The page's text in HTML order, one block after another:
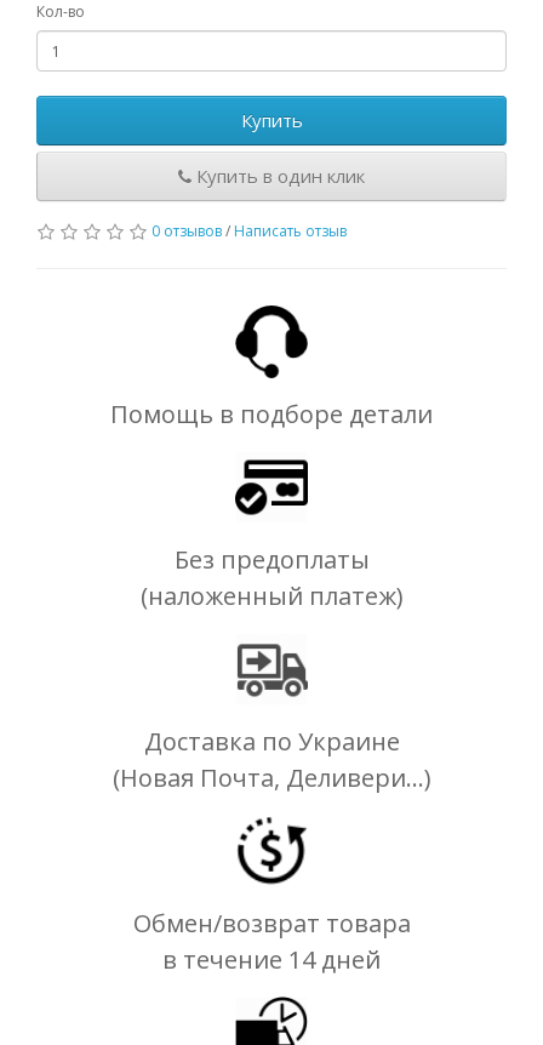
Кол-во
Купить
Купить в один клик
0 отзывов/ Написать отзыв
Помощь в подборе детали
Без предоплаты
(наложенный платеж)
Доставка по Украине
(Новая Почта, Деливери...)
Обмен/возврат товара
в течение 14 дней